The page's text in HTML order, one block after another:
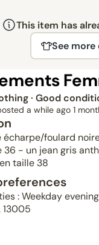
This item has
See
· Good
a while ago 1
écharpe/foulard
36 - un jean gris
taille 38
: Weekday
13005